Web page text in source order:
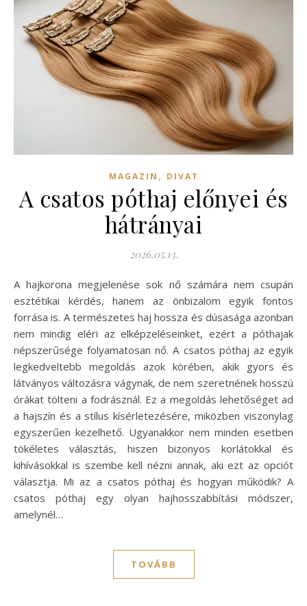
MAGAZIN , DIVAT
A csatos póthaj előnyei és
hátrányai
2026.05.13.
A hajkorona megjelenése sok nő számára nem csupán
esztétikai kérdés, hanem az önbizalom egyik fontos
forrása is. A természetes haj hossza és dúsasága azonban
nem mindig eléri az elképzeléseinket, ezért a póthajak
népszerűsége folyamatosan nő. A csatos póthaj az egyik
legkedveltebb megoldás azok körében, akik gyors és
látványos változásra vágynak, de nem szeretnének hosszú
órákat tölteni a fodrásznál. Ez a megoldás lehetőséget ad
a hajszín és a stílus kísérletezésére, miközben viszonylag
egyszerűen kezelhető. Ugyanakkor nem minden esetben
tökéletes választás, hiszen bizonyos korlátokkal és
kihívásokkal is szembe kell nézni annak, aki ezt az opciót
választja. Mi az a csatos póthaj és hogyan működik? A
csatos póthaj egy olyan hajhosszabbítási módszer,
amelynél…
TOVÁBB